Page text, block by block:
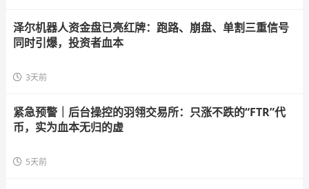
泽尔机器人资金盘已亮红牌：跑路、崩盘、单割三重信号
同时引爆，投资者血本
3天前
紧急预警｜后台操控的羽翎交易所：只涨不跌的“FTR”代
币，实为血本无归的虚
5天前